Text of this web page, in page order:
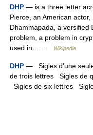
DHP — is a three letter
Pierce, an American
Dhammapada, a versified
problem, a problem in
used in… …
Wikipedia
DHP — Sigles d’une
de trois lettres Sigles de
Sigles de six lettres